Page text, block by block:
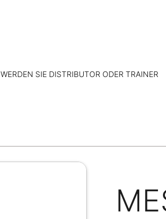
WERDEN SIE DISTRIBUTOR ODER TRAINER